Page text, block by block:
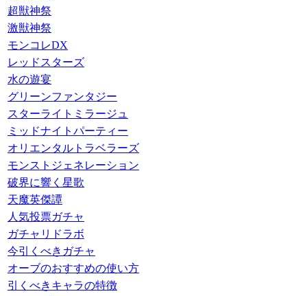
超獣神祭
激獣神祭
モンコレDX
レッドスターズ
水の遊宴
グリーンファンタジー
スターライトミラージュ
ミッドナイトパーティー
オリエンタルトラベラーズ
モンストジェネレーション
破界に響く星歌
天魔英傑譚
人気投票ガチャ
ガチャリドラボ
今引くべきガチャ
オーブのおすすめの使い方
引くべきキャラの特徴